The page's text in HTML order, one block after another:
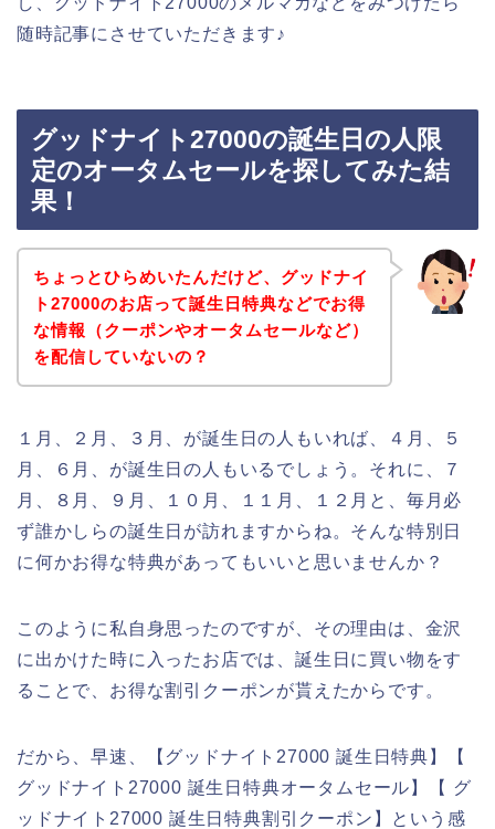
随時記事にさせていただきます♪
グッドナイト27000の誕生日の人限
定のオータムセールを探してみた結
果！
ちょっとひらめいたんだけど、グッドナイ
ト27000のお店って誕生日特典などでお得
な情報（クーポンやオータムセールなど）
を配信していないの？
１月、２月、３月、が誕生日の人もいれば、４月、５
月、６月、が誕生日の人もいるでしょう。それに、７
月、８月、９月、１０月、１１月、１２月と、毎月必
ず誰かしらの誕生日が訪れますからね。そんな特別日
に何かお得な特典があってもいいと思いませんか？
このように私自身思ったのですが、その理由は、金沢
に出かけた時に入ったお店では、誕生日に買い物をす
ることで、お得な割引クーポンが貰えたからです。
だから、早速、【グッドナイト27000 誕生日特典】【
グッドナイト27000 誕生日特典オータムセール】【 グ
ッドナイト27000 誕生日特典割引クーポン】という感